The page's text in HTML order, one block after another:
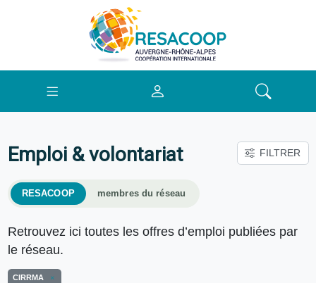
Emploi & volontariat FILTRER
RESACOOP membres du réseau
Retrouvez ici toutes les offres d’emploi publiées par
le réseau.
CIRRMA